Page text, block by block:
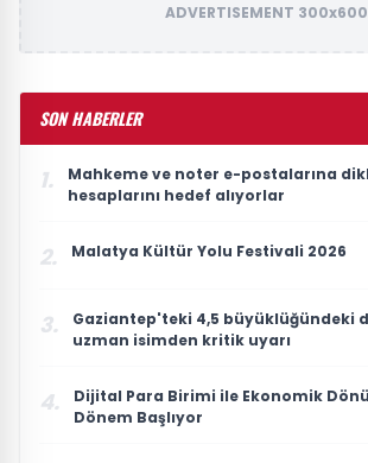
ADVERTISEMENT 300x600
SON HABERLER
1.
Mahkeme ve noter e-postalarına
hesaplarını hedef alıyorlar
2. Malatya Kültür Yolu Festivali 2026
3.
Gaziantep'teki 4,5 büyüklüğündeki
uzman isimden kritik uyarı
4.
Dijital Para Birimi ile Ekonomik
Dönem Başlıyor